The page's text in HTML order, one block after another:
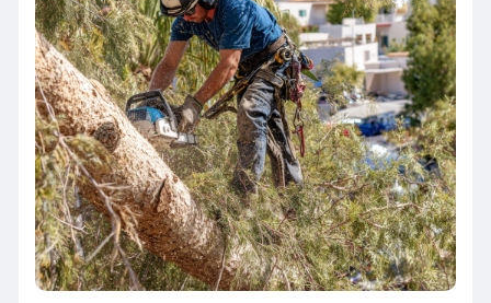
💶 Какая зарплата?
В зависимости от региона и работодателя
можно зарабатывать от 1400 до 2200 € в месяц.
🗣 Можно ли без знания языка?
Да, на некоторые вакансии берут без
испанского, особенно если в бригаде уже
работают иностранцы. Но базовые знания
языка всегда будут плюсом.
⚠️ Какие условия?